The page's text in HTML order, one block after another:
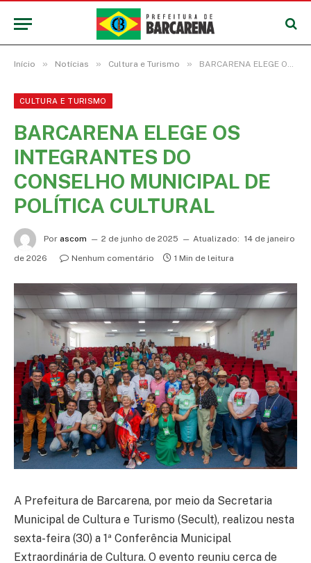
Início » Notícias » Cultura e Turismo » BARCARENA ELEGE OS INTEGRANTES DO CONSELHO MUNICIPAL DE POLÍTICA CULTURAL
CULTURA E TURISMO
BARCARENA ELEGE OS
INTEGRANTES DO
CONSELHO MUNICIPAL DE
POLÍTICA CULTURAL
Por ascom 2 de junho de 2025 Atualizado: 14 de janeiro
de 2026
Nenhum comentário 1 Min de leitura
A Prefeitura de Barcarena, por meio da Secretaria
Municipal de Cultura e Turismo (Secult), realizou nesta
sexta-feira (30) a 1ª Conferência Municipal
Extraordinária de Cultura. O evento reuniu cerca de